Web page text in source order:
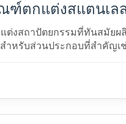
ฑ์ตกแต่งสแตนเล
โลยีหลัก
ต่งสถาปัตยกรรมที่ทันสมัย
าหรับส่วนประกอบที่สําคัญ